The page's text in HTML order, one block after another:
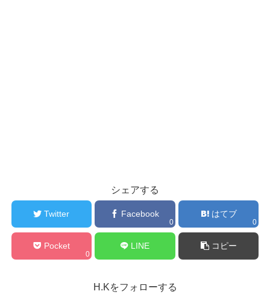
シェアする
Twitter Facebook
0
はてブ
0
Pocket
0
LINE コピー
H.Kをフォローする